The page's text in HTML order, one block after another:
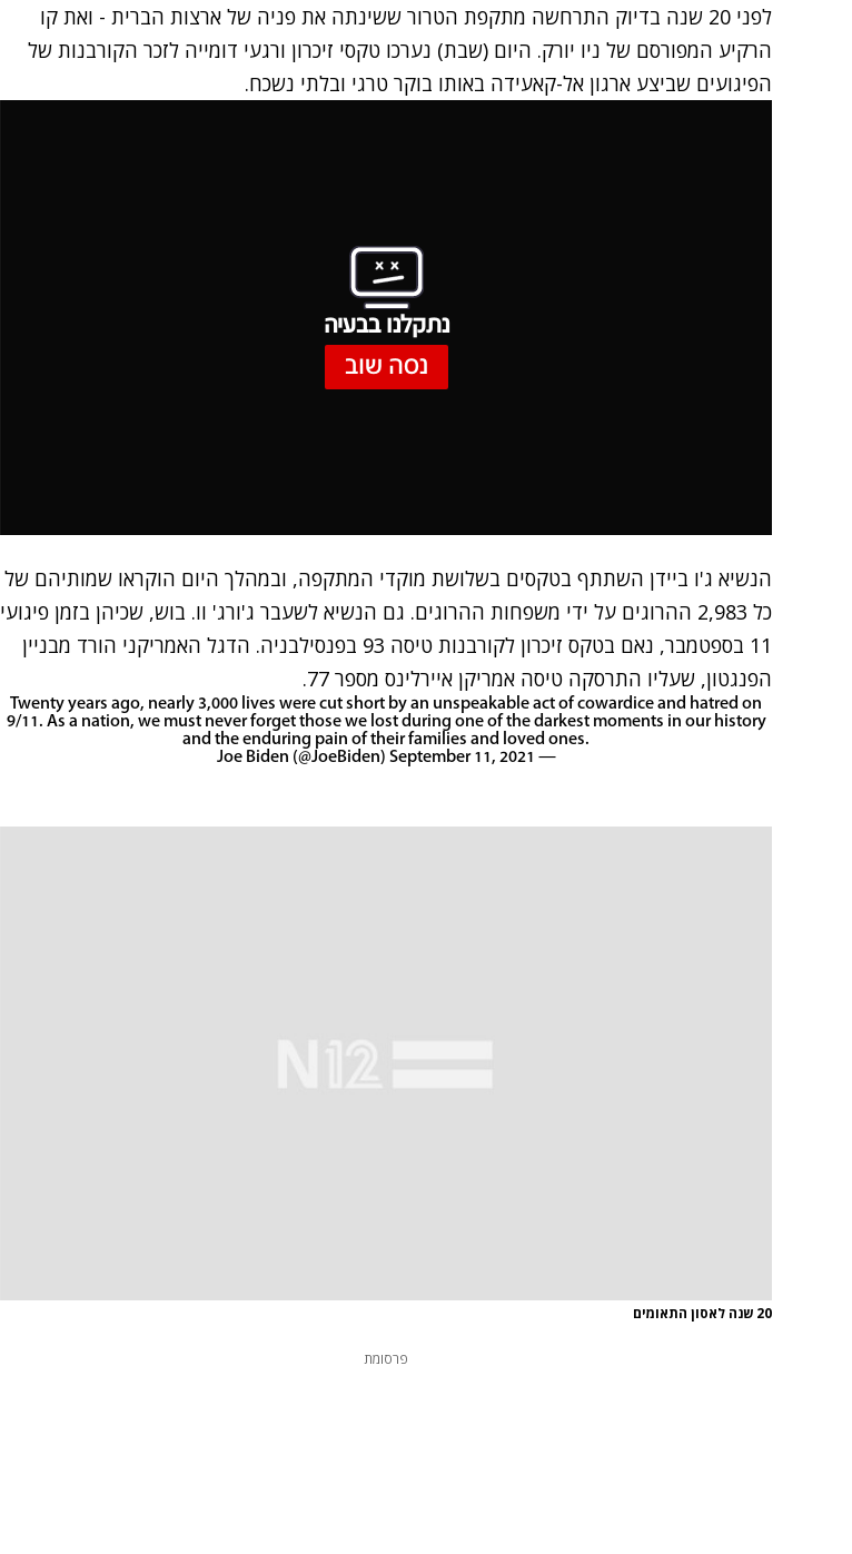
לפני 20 שנה בדיוק התרחשה מתקפת הטרור ששינתה את פניה של ארצות הברית - ואת קו
הרקיע המפורסם של ניו יורק. היום (שבת) נערכו טקסי זיכרון ורגעי דומייה לזכר הקורבנות של
הפיגועים שביצע ארגון אל-קאעידה באותו בוקר טרגי ובלתי נשכח.
נתקלנו בבעיה
נסה שוב
הנשיא ג'ו ביידן השתתף בטקסים בשלושת מוקדי המתקפה, ובמהלך היום הוקראו שמותיהם של
כל 2,983 ההרוגים על ידי משפחות ההרוגים. גם הנשיא לשעבר ג'ורג' וו. בוש, שכיהן בזמן פיגועי
11 בספטמבר, נאם בטקס זיכרון לקורבנות טיסה 93 בפנסילבניה. הדגל האמריקני הורד מבניין
הפנגטון, שעליו התרסקה טיסה אמריקן איירלינס מספר 77.
Twenty years ago, nearly 3,000 lives were cut short by an unspeakable act of cowardice and hatred on
9/11. As a nation, we must never forget those we lost during one of the darkest moments in our history
and the enduring pain of their families and loved ones.
— Joe Biden (@JoeBiden)
September 11, 2021
20 שנה לאסון התאומים
פרסומת